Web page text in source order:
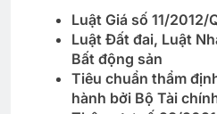
Luật Giá số 11/2012/
Luật Đất đai, Luật
Bất động sản
Tiêu chuẩn thẩm
hành bởi Bộ Tài